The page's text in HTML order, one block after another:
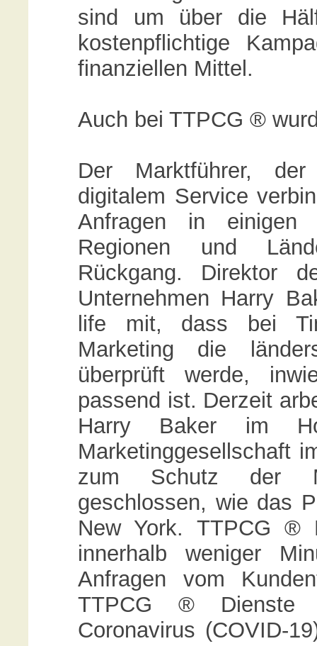
sind um über die
kostenpflichtige
finanziellen Mittel.
Auch bei TTPCG ®
Der Marktführer,
digitalem Service
Anfragen in einigen
Regionen und
Rückgang. Direktor
Unternehmen Harry
life mit, dass bei
Marketing die
überprüft werde,
passend ist. Derzeit
Harry Baker im
Marketinggesellschaft
zum Schutz der
geschlossen, wie das
New York. TTPCG ®
innerhalb weniger
Anfragen vom
TTPCG ® Dienste
Coronavirus (COVID-